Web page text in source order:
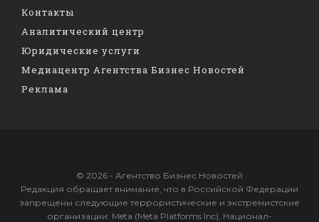
Контакты
Аналитический центр
Юридические услуги
Медиацентр Агентства Бизнес Новостей
Реклама
© 2026 - Агентство Бизнес Новостей
Редакция обращает внимание, что в Российской Федерации
запрещены следующие террористические и экстремистские
организации: Meta (Meta Platforms Inc), Национал-